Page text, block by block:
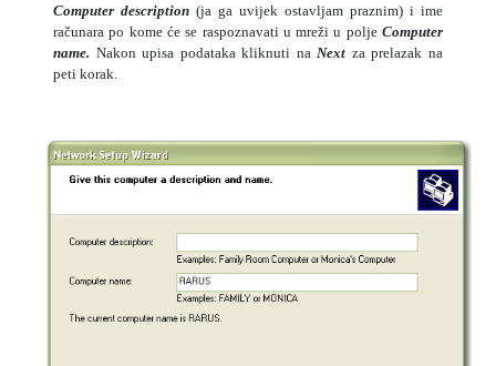
Computer description (ja ga uvijek ostavljam praznim) i ime
računara po kome će se raspoznavati u mreži u polje Computer
name. Nakon upisa podataka kliknuti naNext za prelazak na
peti korak.